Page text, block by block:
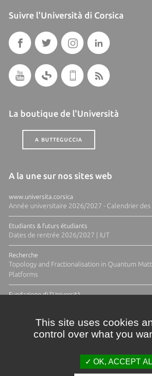
Suivre l'Università di Corsica
La boutique de l'Università
A BUTTEGUCCIA
A la une sur nos sites web
www.universita.corsica
Année universitaire 2026/2027 - Calendrier
Etudiants & futurs étudiants
Dates de rentrée 2026/2027 | IUT
Recherche
Topology and Fractionalisation in Quantum
Platforms
Fundazione di l'Università
This site uses cookies
control over what you
OK, ACCEPT